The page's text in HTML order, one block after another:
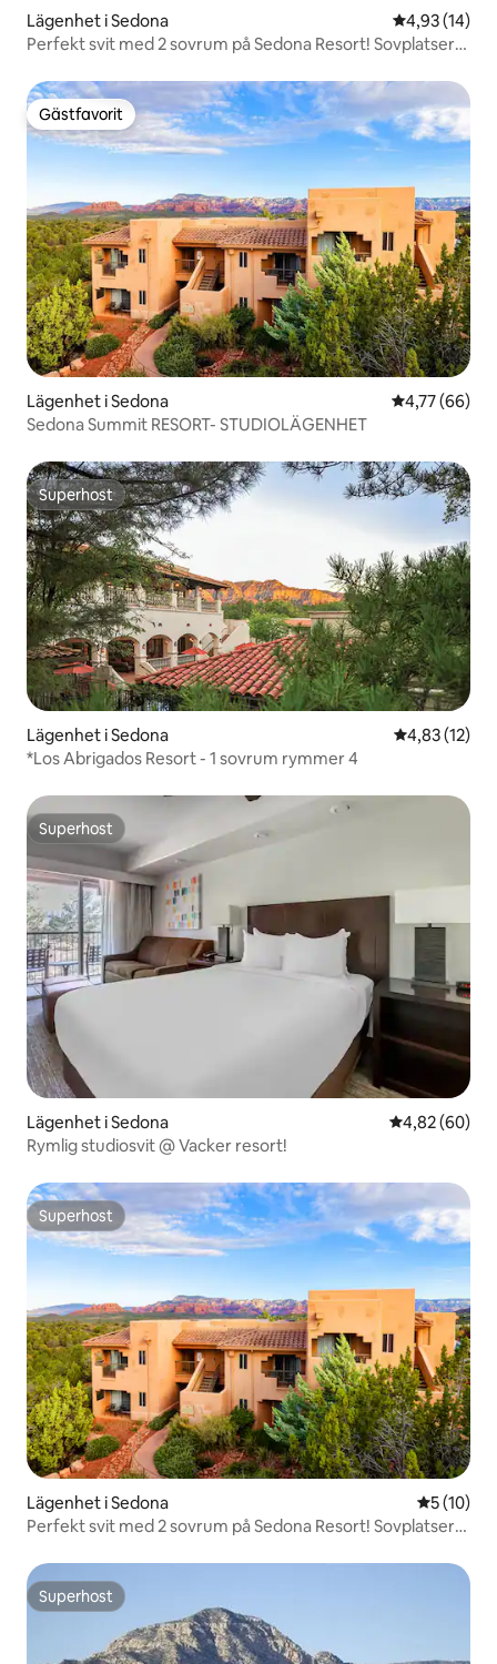
Lägenhet i Sedona 4,93 av 5 i
4,93 (14)
Perfekt svit med 2 sovrum på Sedona Resort! Sovplatser
Gästfavorit
Gästfavorit
Lägenhet i Sedona 4,77 av 5 i
4,77 (66)
Sedona Summit RESORT- STUDIOLÄGENHET
Superhost
Superhost
Lägenhet i Sedona 4,83 av 5 i
4,83 (12)
*Los Abrigados Resort - 1 sovrum rymmer 4
Superhost
Superhost
Lägenhet i Sedona 4,82 av 5 i
4,82 (60)
Rymlig studiosvit @ Vacker resort!
Superhost
Superhost
Lägenhet i Sedona 5 av 5 i
5 (10)
Perfekt svit med 2 sovrum på Sedona Resort! Sovplatser
Superhost
Superhost